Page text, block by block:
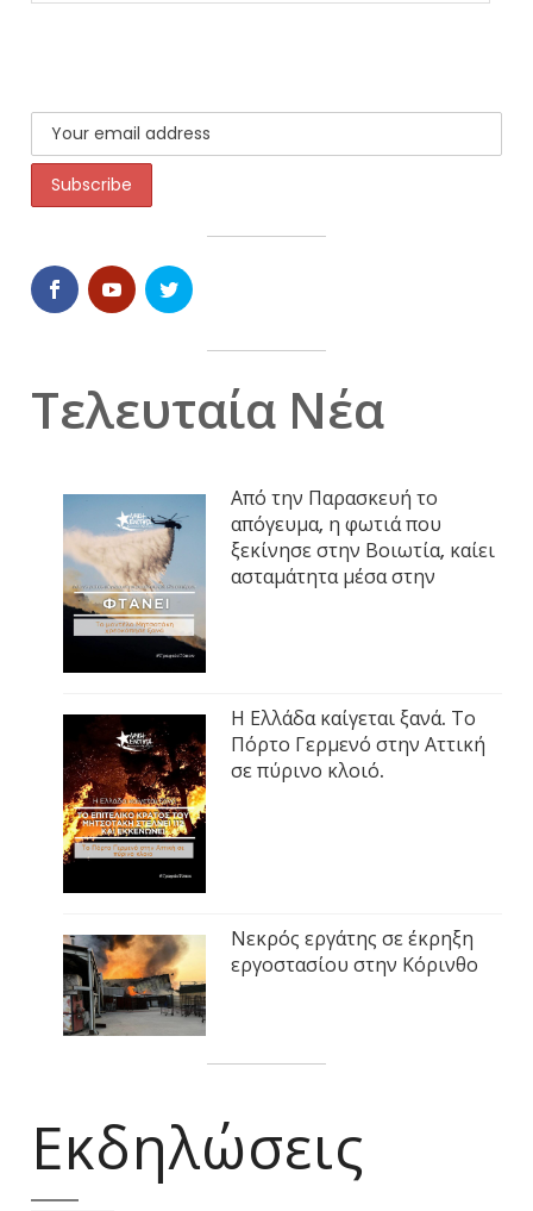
Τελευταία Νέα
Από την Παρασκευή το
απόγευμα, η φωτιά που
ξεκίνησε στην Βοιωτία, καίει
ασταμάτητα μέσα στην
Η Ελλάδα καίγεται ξανά. Το
Πόρτο Γερμενό στην Αττική
σε πύρινο κλοιό.
Νεκρός εργάτης σε έκρηξη
εργοστασίου στην Κόρινθο
Εκδηλώσεις